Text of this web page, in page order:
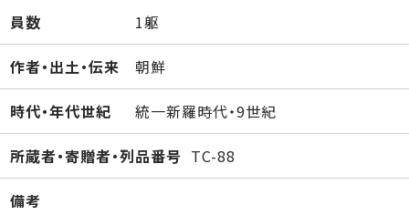
員数 1躯
作者・出土・伝来 朝鮮
時代・年代世紀 統一新羅時代・9世紀
所蔵者・寄贈者・列品番号 TC-88
備考